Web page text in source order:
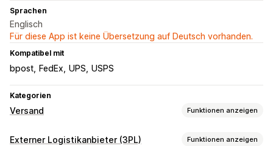
Sprachen
Englisch
Für diese App ist keine Übersetzung auf Deutsch vorhanden.
Kompatibel mit
bpost FedEx UPS USPS
Kategorien
Versand Funktionen anzeigen
Etiketten und Verpackung
Externer Logistikanbieter (3PL) Funktionen anzeigen